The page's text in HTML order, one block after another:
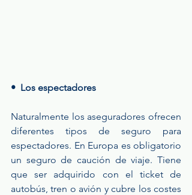
•  Los espectadores
Naturalmente los aseguradores ofrecen
diferentes tipos de seguro para
espectadores. En Europa es obligatorio
un seguro de caución de viaje. Tiene
que ser adquirido con el ticket de
autobús, tren o avión y cubre los costes